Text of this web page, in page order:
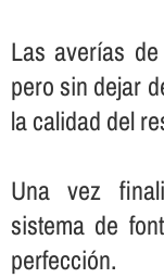
Las averí­as
pero sin dejar
la calidad del
Una vez
sistema de
perfección.